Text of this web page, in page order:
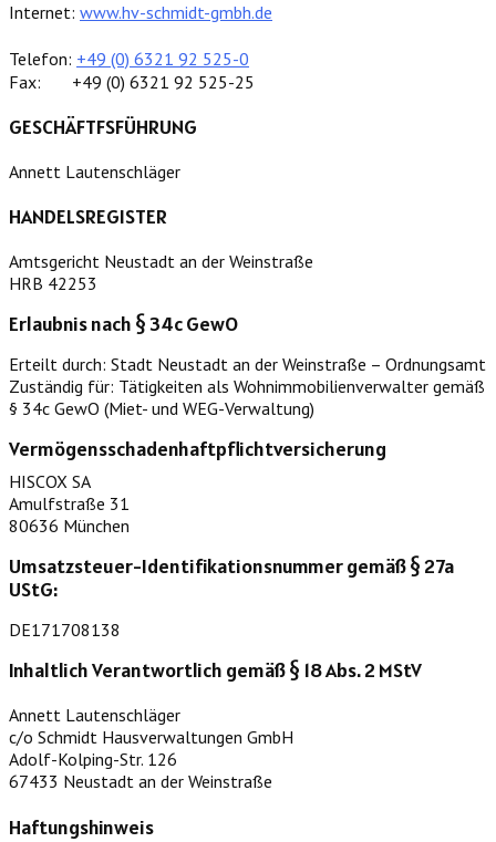
Internet: www.hv-schmidt-gmbh.de
Telefon: +49 (0) 6321 92 525-0
Fax: +49 (0) 6321 92 525-25
GESCHÄFTFSFÜHRUNG
Annett Lautenschläger
HANDELSREGISTER
Amtsgericht Neustadt an der Weinstraße
HRB 42253
Erlaubnis nach § 34c GewO
Erteilt durch: Stadt Neustadt an der Weinstraße – Ordnungsamt
Zuständig für: Tätigkeiten als Wohnimmobilienverwalter gemäß
§ 34c GewO (Miet- und WEG-Verwaltung)
Vermögensschadenhaftpflichtversicherung
HISCOX SA
Amulfstraße 31
80636 München
Umsatzsteuer-Identifikationsnummer gemäß § 27a
UStG:
DE171708138
Inhaltlich Verantwortlich gemäß § 18 Abs. 2 MStV
Annett Lautenschläger
c/o Schmidt Hausverwaltungen GmbH
Adolf-Kolping-Str. 126
67433 Neustadt an der Weinstraße
Haftungshinweis